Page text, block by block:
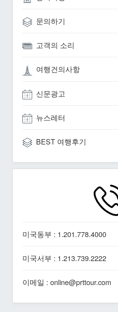
문의하기
고객의 소리
여행건의사항
신문광고
뉴스레터
BEST 여행후기
미국동부 : 1.201.778.4000
미국서부 : 1.213.739.2222
이메일 : online@prttour.com